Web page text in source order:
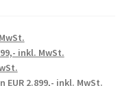
inkl. MwSt.
EUR 2.899,- inkl. MwSt.